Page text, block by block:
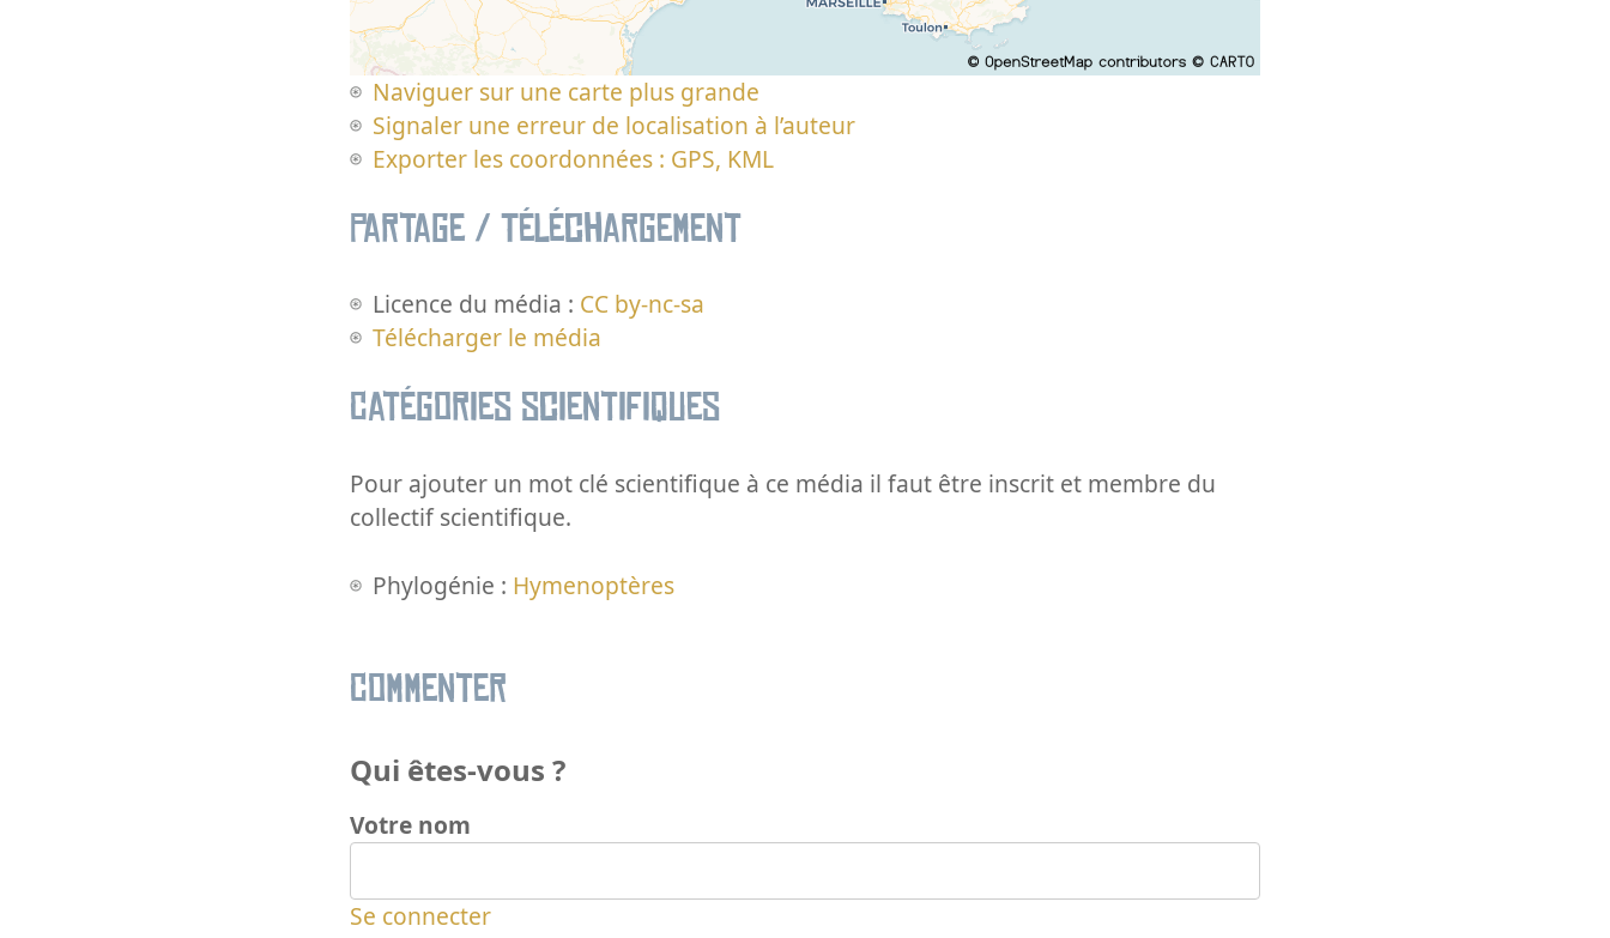
Naviguer sur une carte plus grande
Signaler une erreur de localisation à l’auteur
Exporter les coordonnées : GPS, KML
Partage / Téléchargement
Licence du média : CC by-nc-sa
Télécharger le média
Catégories scientifiques
Pour ajouter un mot clé scientifique à ce média il faut être inscrit et membre du
collectif scientifique.
Phylogénie : Hymenoptères
Commenter
Qui êtes-vous ?
Votre nom
Se connecter